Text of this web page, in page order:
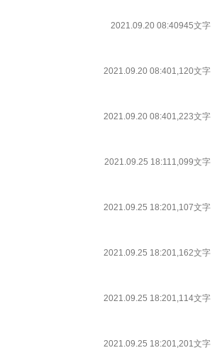
2021.09.20 08:40945文字
2021.09.20 08:401,120文字
2021.09.20 08:401,223文字
2021.09.25 18:111,099文字
2021.09.25 18:201,107文字
2021.09.25 18:201,162文字
2021.09.25 18:201,114文字
2021.09.25 18:201,201文字